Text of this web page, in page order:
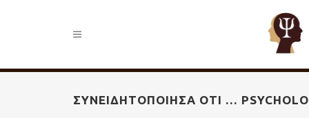
ΣΥΝΕΙΔΗΤΟΠΟΊΗΣΑ ΌΤΙ …